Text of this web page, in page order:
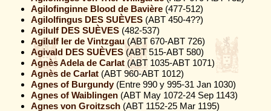
Agilofinginne Blood de Bavière (477-512)
Agilolfingus DES SUÈVES (ABT 450-4??)
Agilulf DES SUÈVES (482-537)
Agilulf Ier de Vintzgau(ABT 670-ABT 726)
Agivald DES SUÈVES (ABT 515-ABT 580)
Agnès Adela de Carlat (ABT 1035-ABT 1071)
Agnès de Carlat (ABT 960-ABT 1012)
Agnes of Burgundy (Entre 990 y 995-31 Jan 1030)
Agnes of Waiblingen (ABT May 1072-24 Sep 1143)
Agnes von Groitzsch (ABT 1152-25 Mar 1195)